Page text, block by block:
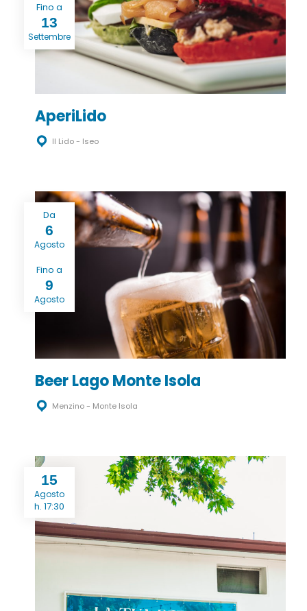
Fino a
13
Settembre
AperiLido
Il Lido - Iseo
Da
6
Agosto
Fino a
9
Agosto
Beer Lago Monte Isola
Menzino - Monte Isola
15
Agosto
h. 17:30